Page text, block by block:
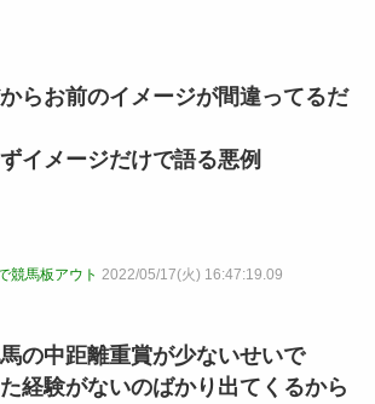
らお前のイメージが間違ってるだ
イメージだけで語る悪例
競馬板アウト 2022/05/17(火) 16:47:19.09
の中距離重賞が少ないせいで
経験がないのばかり出てくるから